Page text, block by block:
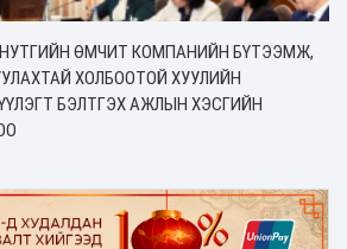
ӨМЧИТ КОМПАНИЙН БҮТЭЭМЖ,
ХОЛБООТОЙ ХУУЛИЙН
БЭЛТГЭХ АЖЛЫН ХЭСГИЙН